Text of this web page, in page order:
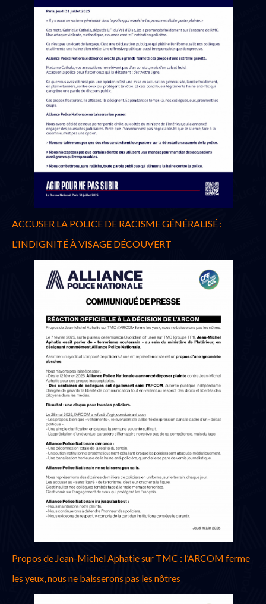
ACCUSER LA POLICE DE RACISME GÉNÉRALISÉ :
L'INDIGNITÉ À VISAGE DÉCOUVERT
Propos de Jean-Michel Aphatie sur TMC : l’ARCOM ferme
les yeux, nous ne baisserons pas les nôtres